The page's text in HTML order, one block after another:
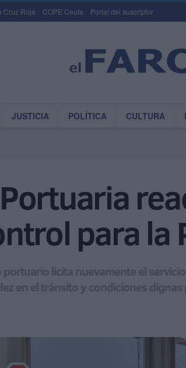
Cruz Roja COPE Ceuta Portal del suscriptor
JUSTICIA POLÍTICA CULTURA
para la
licita nuevamente el
en el tránsito y condiciones dignas